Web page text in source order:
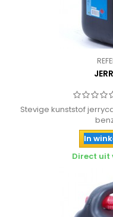
Stevige kunststof
In
Direct